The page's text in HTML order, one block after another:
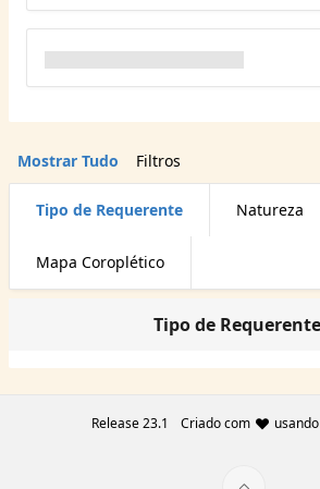
Mostrar Tudo Filtros
Tipo de Requerente Natureza
Mapa Coroplético
Tipo de Requerente
Release 23.1 Criado com usando